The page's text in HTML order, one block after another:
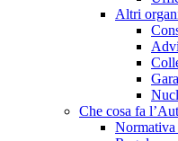
Altri
Che cosa fa